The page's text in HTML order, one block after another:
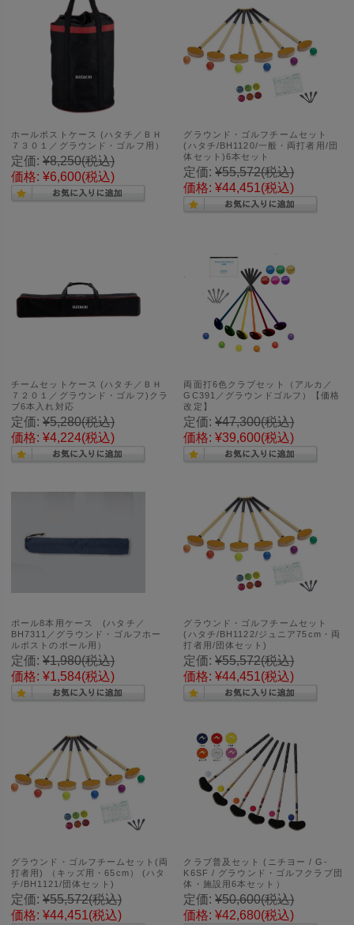
ホールポストケース (ハタチ／ＢＨ
７３０１／グラウンド・ゴルフ用）
定価: ¥8,250(税込)
価格: ¥6,600(税込)
グラウンド・ゴルフチームセット
(ハタチ/BH1120/一般・両打者用/団
体セット)6本セット
定価: ¥55,572(税込)
価格: ¥44,451(税込)
チームセットケース (ハタチ／ＢＨ
７２０１／グラウンド・ゴルフ)クラ
ブ6本入れ対応
定価: ¥5,280(税込)
価格: ¥4,224(税込)
両面打6色クラブセット（アルカ／
GC391／グラウンドゴルフ）【価格
改定】
定価: ¥47,300(税込)
価格: ¥39,600(税込)
ポール8本用ケース (ハタチ／
BH7311／グラウンド・ゴルフホー
ルポストのポール用）
定価: ¥1,980(税込)
価格: ¥1,584(税込)
グラウンド・ゴルフチームセット
(ハタチ/BH1122/ジュニア75cm・両
打者用/団体セット)
定価: ¥55,572(税込)
価格: ¥44,451(税込)
グラウンド・ゴルフチームセット(両
打者用) （キッズ用・65cm） (ハタ
チ/BH1121/団体セット)
定価: ¥55,572(税込)
価格: ¥44,451(税込)
クラブ普及セット (ニチヨー / G-
K6SF / グラウンド・ゴルフクラブ団
体・施設用6本セット）
定価: ¥50,600(税込)
価格: ¥42,680(税込)